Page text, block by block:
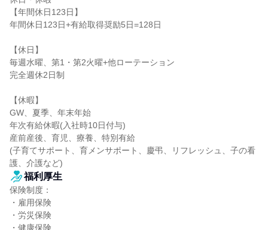
【年間休日123日】
年間休日123日+有給取得奨励5日=128日
【休日】
毎週水曜、第1・第2火曜+他ローテーション
完全週休2日制
【休暇】
GW、夏季、年末年始
年次有給休暇(入社時10日付与)
産前産後、育児、療養、特別有給
(子育てサポート、育メンサポート、慶弔、リフレッシュ、子の看
護、介護など)
福利厚生
保険制度：
・雇用保険
・労災保険
・健康保険